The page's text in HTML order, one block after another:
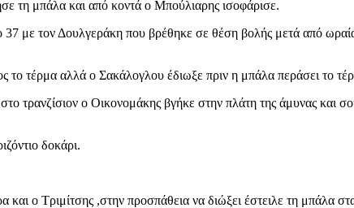
τη μπάλα και από κοντά ο Μπούλιαρης ισοφάρισε.
με τον Δουλγεράκη που βρέθηκε σε θέση βολής μετά από
τέρμα αλλά ο Σακάλογλου έδιωξε πριν η μπάλα περάσει το
τρανζίσιον ο Οικονομάκης βγήκε στην πλάτη της άμυνας και
δοκάρι.
ο Τριμίτσης ,στην προσπάθεια να διώξει έστειλε τη μπάλα